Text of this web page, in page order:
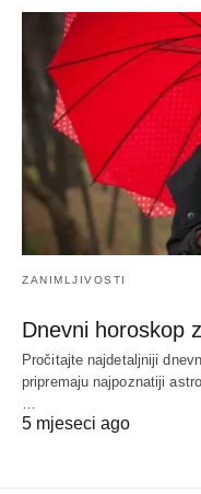
ZANIMLJIVOSTI
Dnevni horoskop
Pročitajte najdetaljniji
pripremaju najpoznatiji
…
5 mjeseci ago